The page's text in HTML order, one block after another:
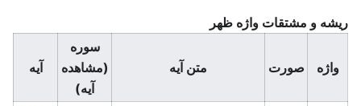
ریشه و مشتقات واژه ظهر
واژه صورت متن آیه
سوره
(مشاهده
آیه)
آیه